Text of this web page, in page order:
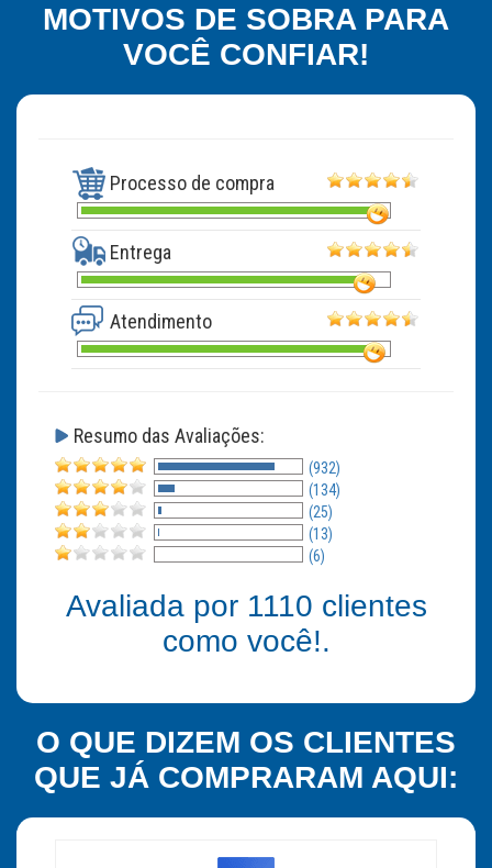
MOTIVOS DE SOBRA PARA
VOCÊ CONFIAR!
Processo de compra
Entrega
Atendimento
Resumo das Avaliações:
(932)
(134)
(25)
(13)
(6)
Avaliada por 1110 clientes
como você!.
O QUE DIZEM OS CLIENTES
QUE JÁ COMPRARAM AQUI: